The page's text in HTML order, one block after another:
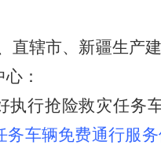
直辖市、新疆生产
：
执行抢险救灾任务
务车辆免费通行服务